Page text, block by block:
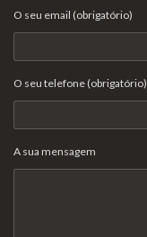
O seu email (obrigatório)
O seu telefone (obrigatório)
A sua mensagem